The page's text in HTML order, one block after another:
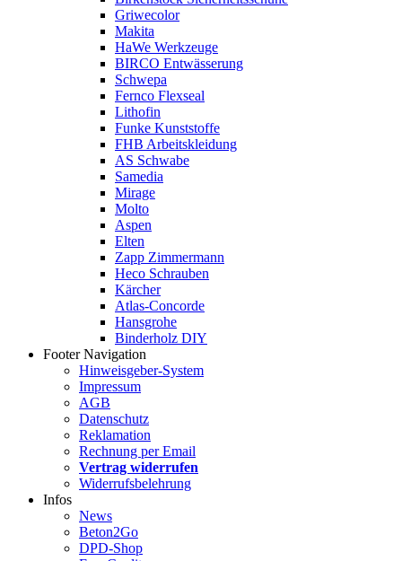
Griwecolor
Makita
HaWe Werkzeuge
BIRCO Entwässerung
Schwepa
Fernco Flexseal
Lithofin
Funke Kunststoffe
FHB Arbeitskleidung
AS Schwabe
Samedia
Mirage
Molto
Aspen
Elten
Zapp Zimmermann
Heco Schrauben
Kärcher
Atlas-Concorde
Hansgrohe
Binderholz DIY
Footer Navigation
Hinweisgeber-System
Impressum
AGB
Datenschutz
Reklamation
Rechnung per Email
Vertrag widerrufen
Widerrufsbelehrung
Infos
News
Beton2Go
DPD-Shop